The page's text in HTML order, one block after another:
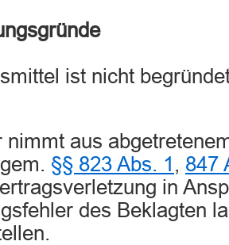
ist nicht
nimmt aus
§§ 823 Abs. 1 , 847
in
des Beklagten